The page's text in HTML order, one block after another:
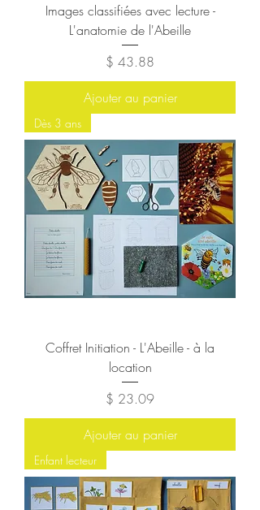
Images classifiées avec lecture -
L'anatomie de l'Abeille
Prix
$ 43.88
Ajouter au panier
Dès 3 ans
Coffret Initiation - L'Abeille - à la
location
Prix
$ 23.09
Ajouter au panier
Enfant lecteur